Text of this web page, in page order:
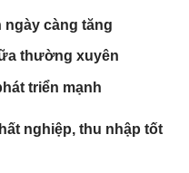
ngày càng tăng
thường xuyên
triển mạnh
nghiệp, thu nhập tốt